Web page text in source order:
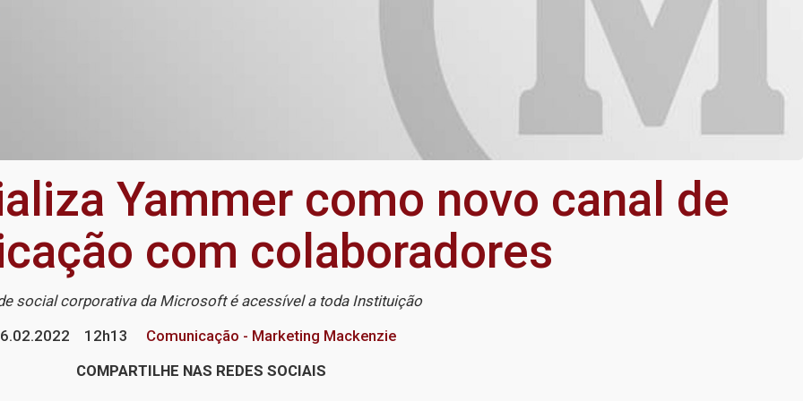
Yammer como novo canal de
com colaboradores
social corporativa da Microsoft é acessível a toda Instituição
12h13
Comunicação - Marketing Mackenzie
COMPARTILHE NAS REDES SOCIAIS